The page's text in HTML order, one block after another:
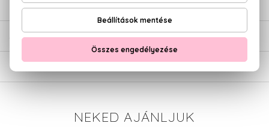
ÉRTÉKELÉSEK (0)
SZÁLLÍTÁS
NEKED AJÁNLJUK